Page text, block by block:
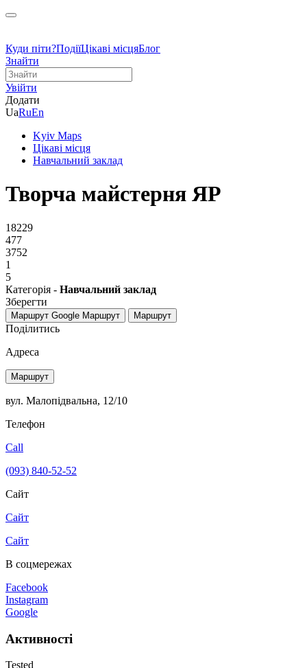
Куди піти?ПодіїЦікаві місцяБлог
Знайти
Увійти
Додати
UaRuEn
Kyiv Maps
Цікаві місця
Навчальний заклад
Творча майстерня ЯР
18229
477
3752
1
5
Категорія - Навчальний заклад
Зберегти
Маршрут Google Маршрут Маршрут
Поділитись
Адреса
Маршрут
вул. Малопідвальна, 12/10
Телефон
Call
(093) 840-52-52
Сайт
Сайт
Сайт
В соцмережах
Facebook
Instagram
Google
Активності
Tested